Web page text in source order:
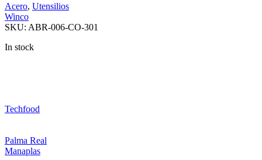
Acero, Utensilios
Winco
SKU: ABR-006-CO-301
In stock
Techfood
Palma Real
Manaplas